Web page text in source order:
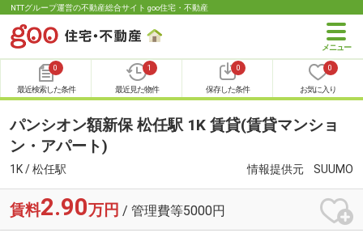
NTTグループ運営の不動産総合サイト goo住宅・不動産
0
最近検索した条件
1
最近見た物件
0
保存した条件
0
お気に入り
パンシオン額新保 松任駅 1K 賃貸(賃貸マンショ
ン・アパート)
1K / 松任駅 情報提供元 SUUMO
賃料2.90万円 / 管理費等5000円